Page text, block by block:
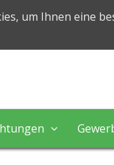
um Ihnen eine
Markt
Leben &